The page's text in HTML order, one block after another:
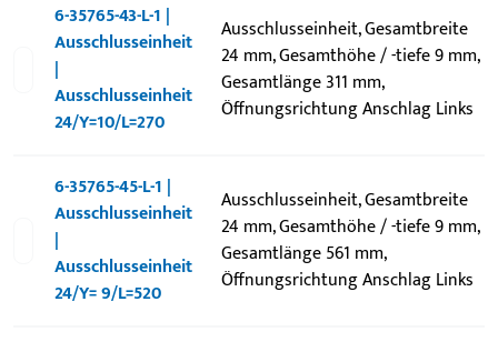
6-35765-43-L-1 |
Ausschlusseinheit
|
Ausschlusseinheit
24/Y=10/L=270
Ausschlusseinheit, Gesamtbreite
24 mm, Gesamthöhe / -tiefe 9 mm,
Gesamtlänge 311 mm,
Öffnungsrichtung Anschlag Links
6-35765-45-L-1 |
Ausschlusseinheit
|
Ausschlusseinheit
24/Y= 9/L=520
Ausschlusseinheit, Gesamtbreite
24 mm, Gesamthöhe / -tiefe 9 mm,
Gesamtlänge 561 mm,
Öffnungsrichtung Anschlag Links